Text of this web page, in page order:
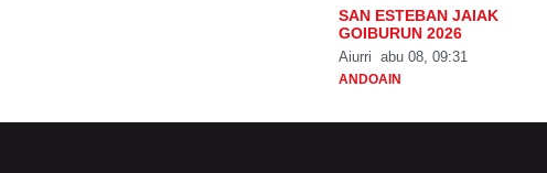
SAN ESTEBAN JAIAK
GOIBURUN 2026
Aiurri abu 08, 09:31
ANDOAIN